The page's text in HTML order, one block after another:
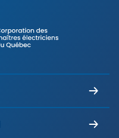
des
électriciens